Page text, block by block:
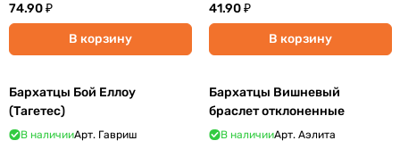
74.90 ₽
В корзину
41.90 ₽
В корзину
Бархатцы Бой Еллоу
(Тагетес)
В наличииАрт. Гавриш
Бархатцы Вишневый
браслет отклоненные
В наличииАрт. Аэлита